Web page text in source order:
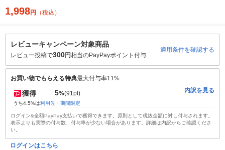
1,998円 （税込）
レビューキャンペーン対象商品
レビュー投稿で300円相当のPayPayポイント付与
適用条件を確認する
お買い物でもらえる特典最大付与率11%
獲得 5%(91pt)
うち4.5%は利用先・期間限定
内訳を見る
ログイン&全額PayPay支払いで獲得できます。原則として税抜金額に対し付与されます。
表示よりも実際の付与数、付与率が少ない場合があります。詳細は内訳からご確認くださ
い。
ログインはこちら